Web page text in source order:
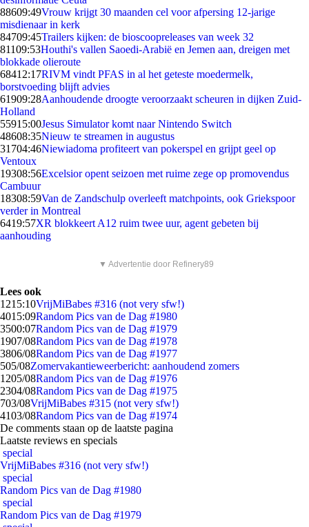
88609:49Vrouw krijgt 30 maanden cel voor afpersing 12-jarige
misdienaar in kerk
84709:45Trailers kijken: de bioscoopreleases van week 32
81109:53Houthi's vallen Saoedi-Arabië en Jemen aan, dreigen met
blokkade olieroute
68412:17RIVM vindt PFAS in al het geteste moedermelk,
borstvoeding blijft advies
61909:28Aanhoudende droogte veroorzaakt scheuren in dijken Zuid-
Holland
55915:00Jesus Simulator komt naar Nintendo Switch
48608:35Nieuw te streamen in augustus
31704:46Niewiadoma profiteert van pokerspel en grijpt geel op
Ventoux
19308:56Excelsior opent seizoen met ruime zege op promovendus
Cambuur
18308:59Van de Zandschulp overleeft matchpoints, ook Griekspoor
verder in Montreal
6419:57XR blokkeert A12 ruim twee uur, agent gebeten bij
aanhouding
▼ Advertentie door Refinery89
Lees ook
1215:10VrijMiBabes #316 (not very sfw!)
4015:09Random Pics van de Dag #1980
3500:07Random Pics van de Dag #1979
1907/08Random Pics van de Dag #1978
3806/08Random Pics van de Dag #1977
505/08Zomervakantieweerbericht: aanhoudend zomers
1205/08Random Pics van de Dag #1976
2304/08Random Pics van de Dag #1975
703/08VrijMiBabes #315 (not very sfw!)
4103/08Random Pics van de Dag #1974
De comments staan op de laatste pagina
Laatste reviews en specials
special
VrijMiBabes #316 (not very sfw!)
special
Random Pics van de Dag #1980
special
Random Pics van de Dag #1979